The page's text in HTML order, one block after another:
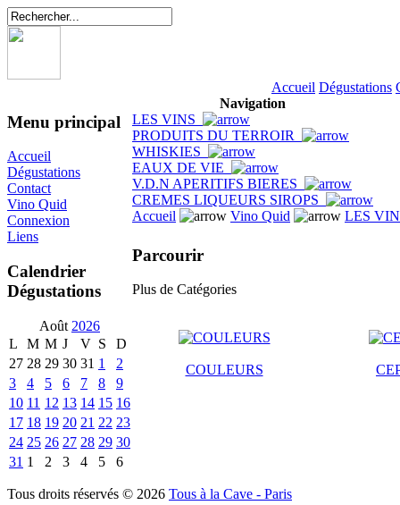
Accueil Dégustations
Menu principal
Accueil
Dégustations
Contact
Vino Quid
Connexion
Liens
Calendrier
Dégustations
Août 2026
L
M M J V S
D
27 28 29 30 31 1
2
3
4 5 6 7 8
9
10 11 12 13 14 15 16
17 18 19 20 21 22 23
24 25 26 27 28 29 30
31 1 2 3 4 5 6
Navigation
LES VINS
PRODUITS DU TERROIR
WHISKIES
EAUX DE VIE
V.D.N APERITIFS BIERES
CREMES LIQUEURS SIROPS
Accueil
Vino Quid LES
Parcourir
Plus de Catégories
COULEURS
Tous droits réservés © 2026 Tous à la Cave - Paris